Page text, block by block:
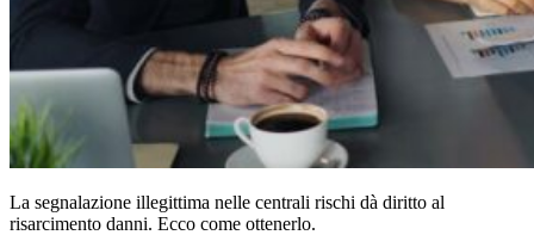
La segnalazione illegittima nelle centrali rischi dà diritto al
risarcimento danni. Ecco come ottenerlo.